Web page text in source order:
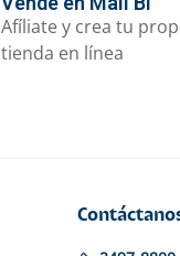
Afíliate y crea tu
tienda en línea